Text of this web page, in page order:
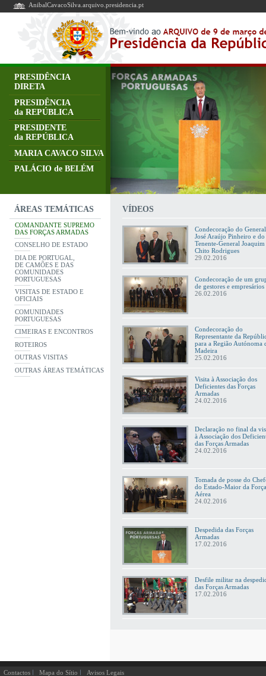
AnibalCavacoSilva.arquivo.presidencia.pt
PRESIDÊNCIA
DIRETA
PRESIDÊNCIA
da REPÚBLICA
PRESIDENTE
da REPÚBLICA
MARIA CAVACO SILVA
PALÁCIO de BELÉM
ÁREAS TEMÁTICAS
COMANDANTE SUPREMO
DAS FORÇAS ARMADAS
CONSELHO DE ESTADO
DIA DE PORTUGAL,
DE CAMÕES E DAS
COMUNIDADES
PORTUGUESAS
VISITAS DE ESTADO E
OFICIAIS
COMUNIDADES
PORTUGUESAS
CIMEIRAS E ENCONTROS
ROTEIROS
OUTRAS VISITAS
OUTRAS ÁREAS TEMÁTICAS
VÍDEOS
Condecoração do General
José Araújo Pinheiro e do
Tenente-General Joaquim
Chito Rodrigues
29.02.2016
Condecoração de um
de gestores e empresários
26.02.2016
Condecoração do
Representante da
para a Região Autónoma
Madeira
25.02.2016
Visita à Associação dos
Deficientes das Forças
Armadas
24.02.2016
Declaração no final da
à Associação dos
das Forças Armadas
24.02.2016
Tomada de posse do
do Estado-Maior da Força
Aérea
24.02.2016
Despedida das Forças
Armadas
17.02.2016
Desfile militar na
das Forças Armadas
17.02.2016
Contactos Mapa do Sítio Avisos Legais